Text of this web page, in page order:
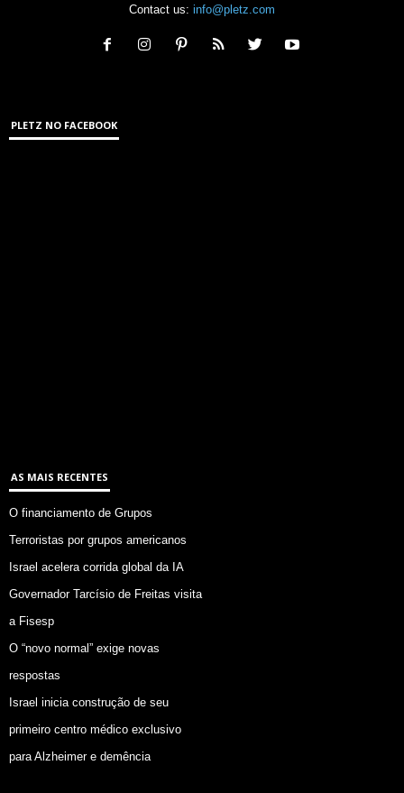
Contact us: info@pletz.com
PLETZ NO FACEBOOK
AS MAIS RECENTES
O financiamento de Grupos
Terroristas por grupos americanos
Israel acelera corrida global da IA
Governador Tarcísio de Freitas visita
a Fisesp
O “novo normal” exige novas
respostas
Israel inicia construção de seu
primeiro centro médico exclusivo
para Alzheimer e demência